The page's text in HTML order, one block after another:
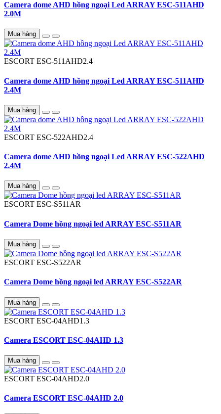
Camera dome AHD hồng ngoại Led ARRAY ESC-511AHD
2.0M
Mua hàng
ESCORT ESC-511AHD2.4
Camera dome AHD hồng ngoại Led ARRAY ESC-511AHD
2.4M
Mua hàng
ESCORT ESC-522AHD2.4
Camera dome AHD hồng ngoại Led ARRAY ESC-522AHD
2.4M
Mua hàng
ESCORT ESC-S511AR
Camera Dome hồng ngoại led ARRAY ESC-S511AR
Mua hàng
ESCORT ESC-S522AR
Camera Dome hồng ngoại led ARRAY ESC-S522AR
Mua hàng
ESCORT ESC-04AHD1.3
Camera ESCORT ESC-04AHD 1.3
Mua hàng
ESCORT ESC-04AHD2.0
Camera ESCORT ESC-04AHD 2.0